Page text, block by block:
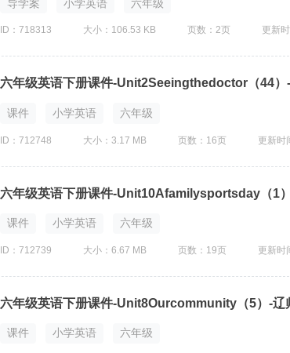
导学案 小学英语 六年级
ID：718313 大小：106.53 KB 页数：2页 更新
六年级英语下册课件-Unit2Seeingthedoctor（44）
课件 小学英语 六年级
ID：712748 大小：3.17 MB 页数：16页 更新时
六年级英语下册课件-Unit10Afamilysportsday（1
课件 小学英语 六年级
ID：712739 大小：6.67 MB 页数：19页 更新时
六年级英语下册课件-Unit8Ourcommunity（5）-辽
课件 小学英语 六年级